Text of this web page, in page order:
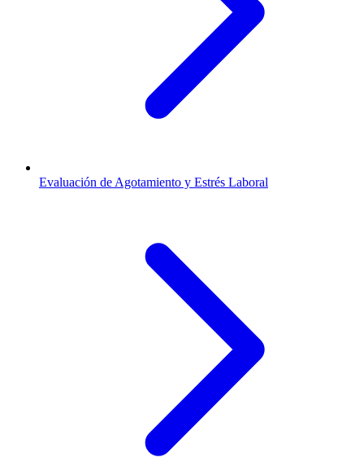
Evaluación de Agotamiento y Estrés Laboral